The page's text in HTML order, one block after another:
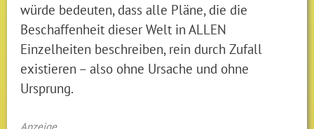
würde bedeuten, dass alle Pläne, die die
Beschaffenheit dieser Welt in ALLEN
Einzelheiten beschreiben, rein durch Zufall
existieren – also ohne Ursache und ohne
Ursprung.